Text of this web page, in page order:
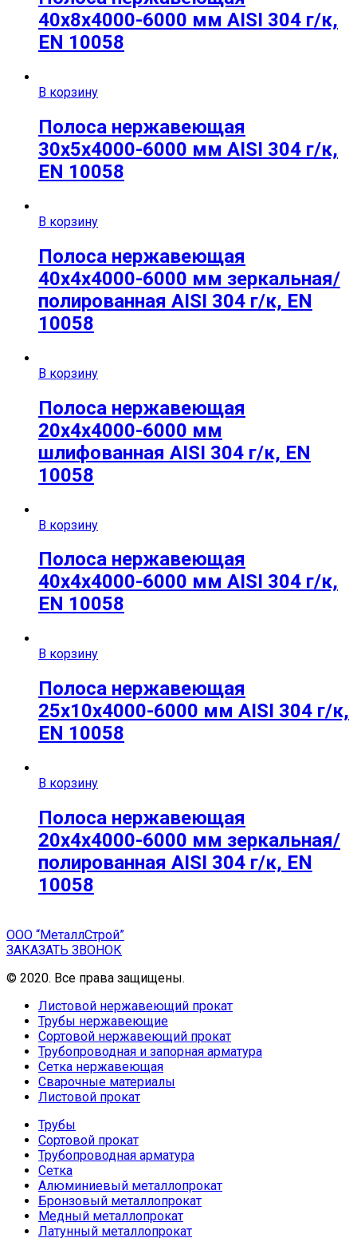
40х8х4000-6000 мм AISI 304 г/к,
EN 10058
В корзину
Полоса нержавеющая
30х5х4000-6000 мм AISI 304 г/к,
EN 10058
В корзину
Полоса нержавеющая
40х4х4000-6000 мм зеркальная/
полированная AISI 304 г/к, EN
10058
В корзину
Полоса нержавеющая
20х4х4000-6000 мм
шлифованная AISI 304 г/к, EN
10058
В корзину
Полоса нержавеющая
40х4х4000-6000 мм AISI 304 г/к,
EN 10058
В корзину
Полоса нержавеющая
25x10x4000-6000 мм AISI 304 г/к,
EN 10058
В корзину
Полоса нержавеющая
20х4х4000-6000 мм зеркальная/
полированная AISI 304 г/к, EN
10058
ООО “МеталлСтрой”
ЗАКАЗАТЬ ЗВОНОК
© 2020. Все права защищены.
Листовой нержавеющий прокат
Трубы нержавеющие
Сортовой нержавеющий прокат
Трубопроводная и запорная арматура
Сетка нержавеющая
Сварочные материалы
Листовой прокат
Трубы
Сортовой прокат
Трубопроводная арматура
Сетка
Алюминиевый металлопрокат
Бронзовый металлопрокат
Медный металлопрокат
Латунный металлопрокат